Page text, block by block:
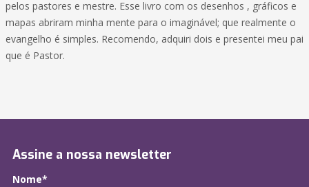
pelos pastores e mestre. Esse livro com os desenhos , gráficos e
mapas abriram minha mente para o imaginável; que realmente o
evangelho é simples. Recomendo, adquiri dois e presentei meu pai
que é Pastor.
Assine a nossa newsletter
Nome*